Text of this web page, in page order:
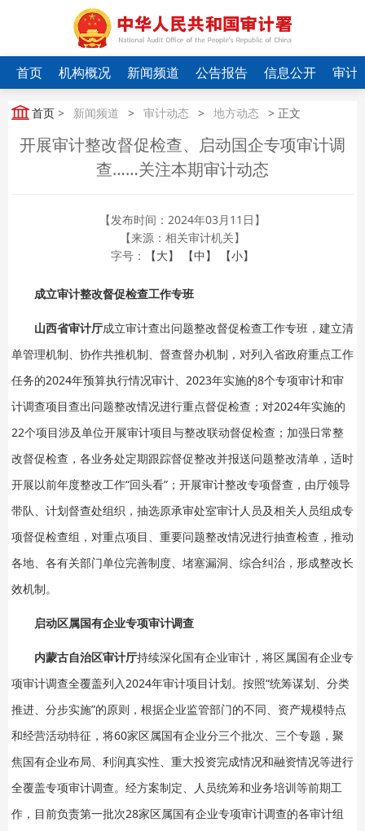
首页 机构概况 新闻频道 公告报告 信息公开 审计
首页 > 新闻频道 > 审计动态 > 地方动态 > 正文
开展审计整改督促检查、启动国企专项审计调
查……关注本期审计动态
【发布时间：2024年03月11日】
【来源：相关审计机关】
字号：
【大】 【中】 【小】
成立审计整改督促检查工作专班
山西省审计厅成立审计查出问题整改督促检查工作专班，建立清
单管理机制、协作共推机制、督查督办机制，对列入省政府重点工作
任务的2024年预算执行情况审计、2023年实施的8个专项审计和审
计调查项目查出问题整改情况进行重点督促检查；对2024年实施的
22个项目涉及单位开展审计项目与整改联动督促检查；加强日常整
改督促检查，各业务处定期跟踪督促整改并报送问题整改清单，适时
开展以前年度整改工作“回头看”；开展审计整改专项督查，由厅领导
带队、计划督查处组织，抽选原承审处室审计人员及相关人员组成专
项督促检查组，对重点项目、重要问题整改情况进行抽查检查，推动
各地、各有关部门单位完善制度、堵塞漏洞、综合纠治，形成整改长
效机制。
启动区属国有企业专项审计调查
内蒙古自治区审计厅持续深化国有企业审计，将区属国有企业专
项审计调查全覆盖列入2024年审计项目计划。按照“统筹谋划、分类
推进、分步实施”的原则，根据企业监管部门的不同、资产规模特点
和经营活动特征，将60家区属国有企业分三个批次、三个专题，聚
焦国有企业布局、利润真实性、重大投资完成情况和融资情况等进行
全覆盖专项审计调查。经方案制定、人员统筹和业务培训等前期工
作，目前负责第一批次28家区属国有企业专项审计调查的各审计组